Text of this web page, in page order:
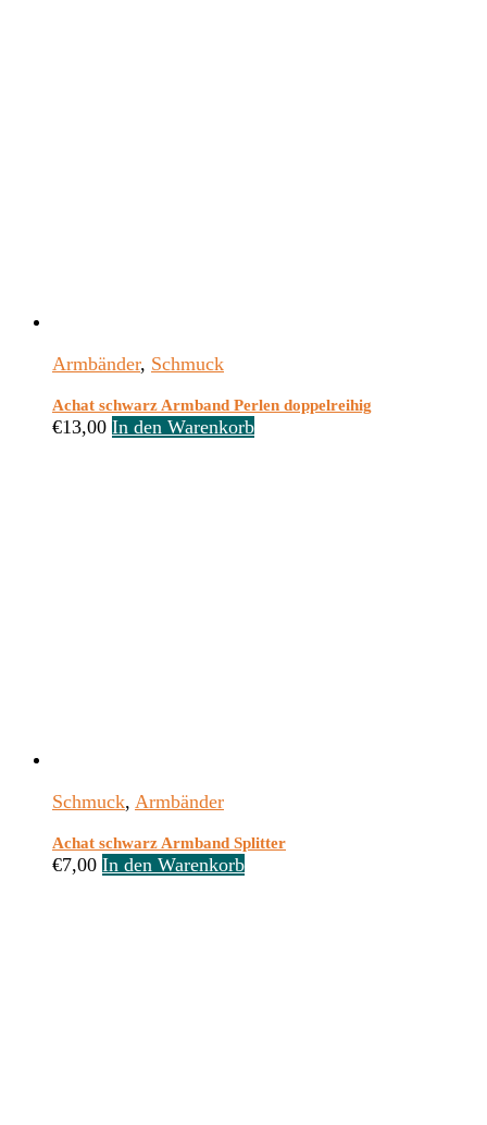
Armbänder, Schmuck
Achat schwarz Armband Perlen doppelreihig
€13,00 In den Warenkorb
Schmuck, Armbänder
Achat schwarz Armband Splitter
€7,00 In den Warenkorb